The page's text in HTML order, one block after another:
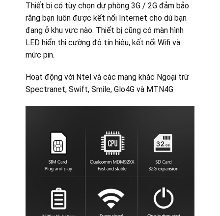
Thiết bị có tùy chọn dự phòng 3G / 2G đảm bảo
rằng bạn luôn được kết nối Internet cho dù bạn
đang ở khu vực nào. Thiết bị cũng có màn hình
LED hiển thị cường độ tín hiệu, kết nối Wifi và
mức pin.
Hoạt động với Ntel và các mạng khác Ngoại trừ
Spectranet, Swift, Smile, Glo4G và MTN4G